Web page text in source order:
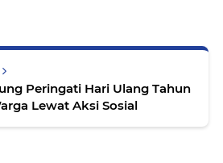
Peringati Hari Ulang Tahun
Lewat Aksi Sosial